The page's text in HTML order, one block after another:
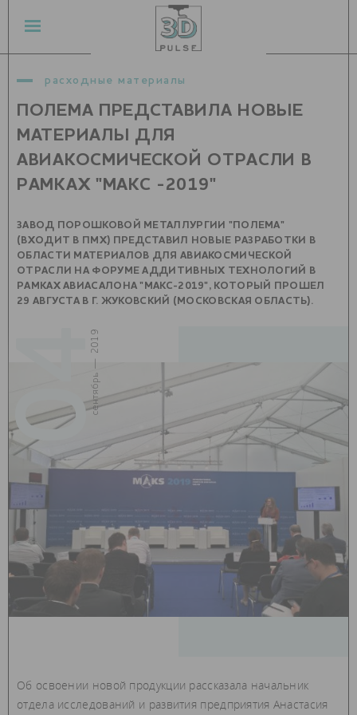
расходные материалы
ПОЛЕМА ПРЕДСТАВИЛА НОВЫЕ
МАТЕРИАЛЫ ДЛЯ
АВИАКОСМИЧЕСКОЙ ОТРАСЛИ В
РАМКАХ "МАКС -2019"
ЗАВОД ПОРОШКОВОЙ МЕТАЛЛУРГИИ "ПОЛЕМА"
(ВХОДИТ В ПМХ) ПРЕДСТАВИЛ НОВЫЕ РАЗРАБОТКИ В
ОБЛАСТИ МАТЕРИАЛОВ ДЛЯ АВИАКОСМИЧЕСКОЙ
ОТРАСЛИ НА ФОРУМЕ АДДИТИВНЫХ ТЕХНОЛОГИЙ В
РАМКАХ АВИАСАЛОНА "МАКС-2019", КОТОРЫЙ ПРОШЕЛ
29 АВГУСТА В Г. ЖУКОВСКИЙ (МОСКОВСКАЯ ОБЛАСТЬ).
04
сентябрь — 2019
Об освоении новой продукции рассказала начальник
отдела исследований и развития предприятия Анастасия